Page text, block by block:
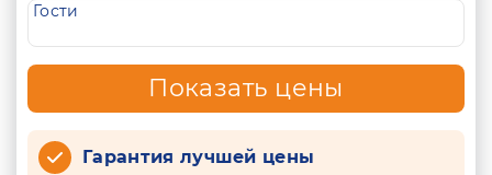
Гости
Показать цены
Гарантия лучшей цены